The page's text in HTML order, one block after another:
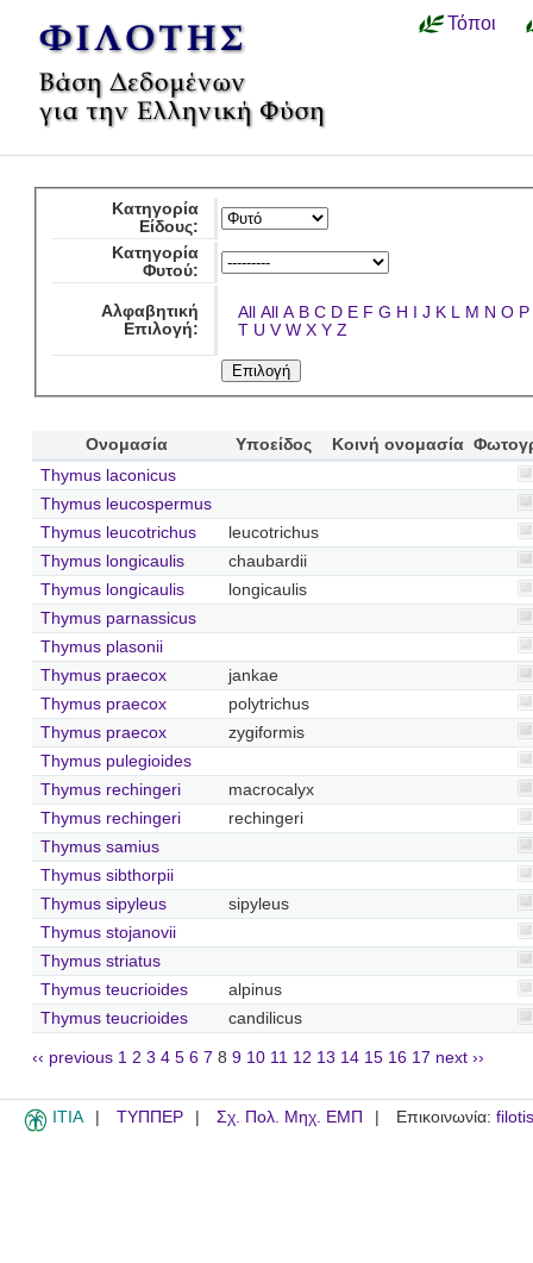
Τόποι
Κατηγορία
Είδους:
Κατηγορία
Φυτού:
Αλφαβητική
Επιλογή:
All All A B C D E F G H I J K L M N O P
T U V W X Y Z
Ονομασία Υποείδος Κοινή ονομασία
Thymus laconicus
Thymus leucospermus
Thymus leucotrichus
leucotrichus
Thymus longicaulis
chaubardii
Thymus longicaulis
longicaulis
Thymus parnassicus
Thymus plasonii
Thymus praecox
jankae
Thymus praecox
polytrichus
Thymus praecox
zygiformis
Thymus pulegioides
Thymus rechingeri
macrocalyx
Thymus rechingeri
rechingeri
Thymus samius
Thymus sibthorpii
Thymus sipyleus
sipyleus
Thymus stojanovii
Thymus striatus
Thymus teucrioides
alpinus
Thymus teucrioides
candilicus
‹‹ previous 1 2 3 4 5 6 7 8 9 10 11 12 13 14 15 16 17 next ››
ITIA ΤΥΠΠΕΡ Σχ. Πολ. Μηχ. ΕΜΠ Επικοινωνία: